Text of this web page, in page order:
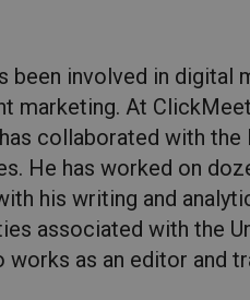
been involved in digital
marketing. At
collaborated with
He has worked on
his writing and
associated with the
works as an editor and